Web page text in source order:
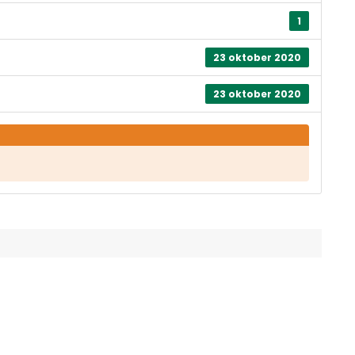
1
23 oktober 2020
23 oktober 2020